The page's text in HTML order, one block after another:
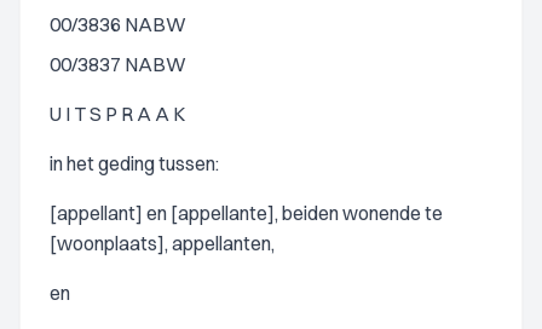
00/3836 NABW
00/3837 NABW
U I T S P R A A K
in het geding tussen:
[appellant] en [appellante], beiden wonende te
[woonplaats], appellanten,
en